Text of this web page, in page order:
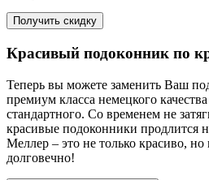
Получить скидку
Красивый подоконник по
Теперь вы можете заменить Ваш
премиум класса немецкого
стандартного. Со временем не
красивые подоконники продлится
Меллер – это не только красиво,
долговечно!